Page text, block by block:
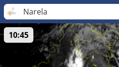
Narela
10:45